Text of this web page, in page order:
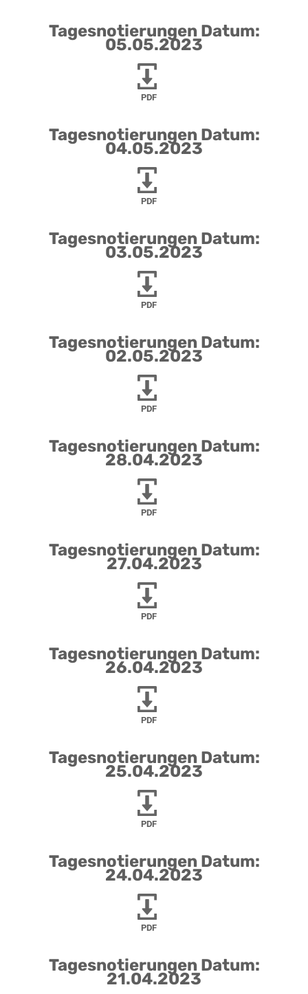
Tagesnotierungen Datum:
05.05.2023
PDF
Tagesnotierungen Datum:
04.05.2023
PDF
Tagesnotierungen Datum:
03.05.2023
PDF
Tagesnotierungen Datum:
02.05.2023
PDF
Tagesnotierungen Datum:
28.04.2023
PDF
Tagesnotierungen Datum:
27.04.2023
PDF
Tagesnotierungen Datum:
26.04.2023
PDF
Tagesnotierungen Datum:
25.04.2023
PDF
Tagesnotierungen Datum:
24.04.2023
PDF
Tagesnotierungen Datum:
21.04.2023